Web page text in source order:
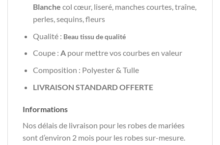
Blanche col cœur, liseré, manches courtes, traîne,
perles, sequins, fleurs
Qualité : Beau tissu de qualité
Coupe : A pour mettre vos courbes en valeur
Composition : Polyester & Tulle
LIVRAISON STANDARD OFFERTE
Informations
Nos délais de livraison pour les robes de mariées
sont d’environ 2 mois pour les robes sur-mesure.